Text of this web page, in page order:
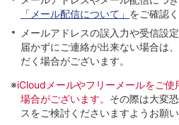
「メール配信について」 をご確認く
メールアドレスの誤入力や受信設
届かずにご連絡が出来ない場合は
だく場合がございます。
※iCloudメールやフリーメールをご
場合がございます。 その際は大変
スをご検討くださいますようお願い